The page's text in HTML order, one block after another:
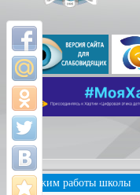
Режим работы школы